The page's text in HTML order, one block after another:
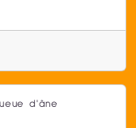
d'âne